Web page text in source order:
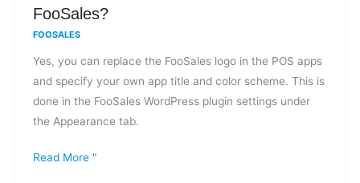
FooSales?
FOOSALES
Yes, you can replace the FooSales logo in the POS apps
and specify your own app title and color scheme. This is
done in the FooSales WordPress plugin settings under
the Appearance tab.
I
own
custom
branding
on
Read More "